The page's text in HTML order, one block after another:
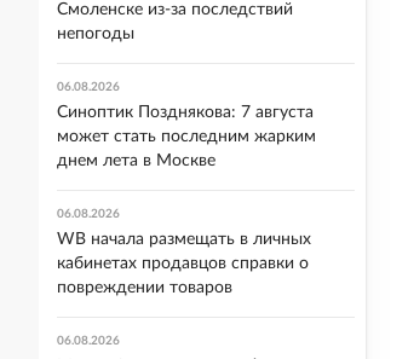
Смоленске из-за последствий
непогоды
06.08.2026
Синоптик Позднякова: 7 августа
может стать последним жарким
днем лета в Москве
06.08.2026
WB начала размещать в личных
кабинетах продавцов справки о
повреждении товаров
06.08.2026